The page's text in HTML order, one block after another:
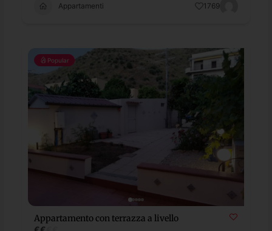
Appartamenti 1769
Popular
Appartamento con terrazza a livello